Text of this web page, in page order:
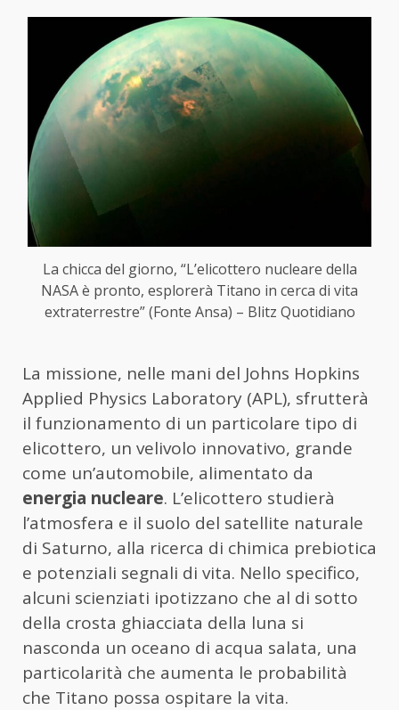
La chicca del giorno, “L’elicottero nucleare della
NASA è pronto, esplorerà Titano in cerca di vita
extraterrestre” (Fonte Ansa) – Blitz Quotidiano
La missione, nelle mani del Johns Hopkins
Applied Physics Laboratory (APL), sfrutterà
il funzionamento di un particolare tipo di
elicottero, un velivolo innovativo, grande
come un’automobile, alimentato da
energia nucleare. L’elicottero studierà
l’atmosfera e il suolo del satellite naturale
di Saturno, alla ricerca di chimica prebiotica
e potenziali segnali di vita. Nello specifico,
alcuni scienziati ipotizzano che al di sotto
della crosta ghiacciata della luna si
nasconda un oceano di acqua salata, una
particolarità che aumenta le probabilità
che Titano possa ospitare la vita.